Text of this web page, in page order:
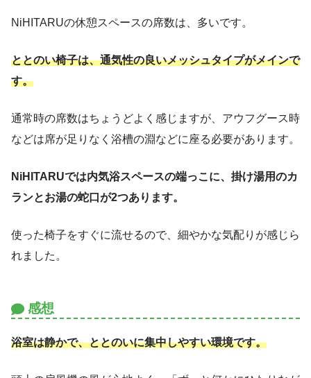
NiHITARUの休憩スペースの席数は、多いです。
ととのい椅子は、通気性の良いメッシュタイプがメインで
す。
通常時の席数はちょうどよく感じますが、アウフグース時
などは席が足りなく浴槽の淵などに座る必要があります。
NiHITARUでは内気浴スペースの端っこに、掛け湯用のカ
ランとお湯の蛇口が2つあります。
使った椅子をすぐに流せるので、細やかな気配りが感じら
れました。
感想
浴室は静かで、ととのいに集中しやすい環境です。